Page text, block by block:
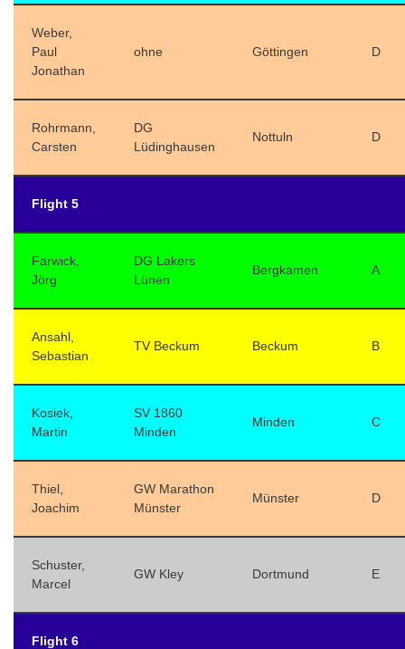
Weber,
Paul
Jonathan
ohne Göttingen D
Rohrmann,
Carsten
DG
Lüdinghausen
Nottuln D
Flight 5
Farwick,
Jörg
DG Lakers
Lünen
Bergkamen A
Ansahl,
Sebastian
TV Beckum Beckum B
Kosiek,
Martin
SV 1860
Minden
Minden C
Thiel,
Joachim
GW Marathon
Münster
Münster D
Schuster,
Marcel
GW Kley Dortmund E
Flight 6